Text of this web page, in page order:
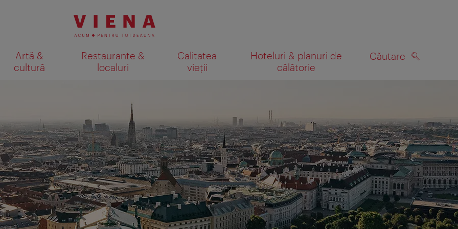
Artă &
cultură
Restaurante &
localuri
Calitatea
vieții
Hoteluri & planuri de
călătorie
Căutare